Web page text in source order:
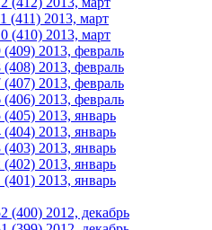
(411) 2013, март
(410) 2013, март
2013, февраль
2013, февраль
2013, февраль
2013, февраль
2013, январь
2013, январь
2013, январь
2013, январь
2013, январь
(400) 2012, декабрь